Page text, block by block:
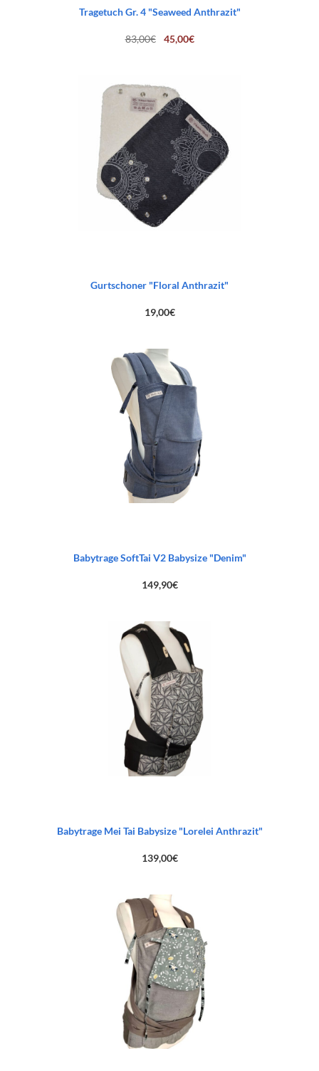
Tragetuch Gr. 4 "Seaweed Anthrazit"
83,00€
Ursprünglicher
Preis
45,00€Aktueller
Gurtschoner "Floral Anthrazit"
19,00€
Babytrage SoftTai V2 Babysize "Denim"
149,90€
Babytrage Mei Tai Babysize "Lorelei Anthrazit"
139,00€